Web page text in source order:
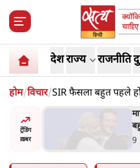
देशराज्य राजनीति
होम/विचार/SIR फैसला बहुत पहले
ज़िम्मेदारी से पल्ला झाड़
ट्रेंडिंग
ख़बर
भागवत
9